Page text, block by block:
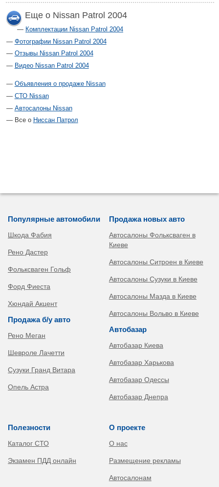
Еще о Nissan Patrol 2004
Комплектации Nissan Patrol 2004
Фотографии Nissan Patrol 2004
Отзывы Nissan Patrol 2004
Видео Nissan Patrol 2004
Объявления о продаже Nissan
СТО Nissan
Автосалоны Nissan
Все о Ниссан Патрол
Популярные автомобили
Шкода Фабия
Рено Дастер
Фольксваген Гольф
Форд Фиеста
Хюндай Акцент
Продажа б/у авто
Рено Меган
Шевроле Лачетти
Сузуки Гранд Витара
Опель Астра
Продажа новых авто
Автосалоны Фольксваген в
Киеве
Автосалоны Ситроен в Киеве
Автосалоны Сузуки в Киеве
Автосалоны Мазда в Киеве
Автосалоны Вольво в Киеве
Автобазар
Автобазар Киева
Автобазар Харькова
Автобазар Одессы
Автобазар Днепра
Полезности
Каталог СТО
Экзамен ПДД онлайн
О проекте
О нас
Размещение рекламы
Автосалонам